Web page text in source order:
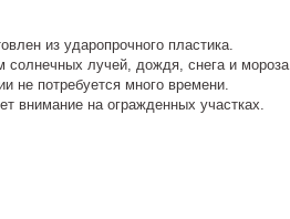
из ударопрочного пластика.
лучей, дождя, снега и мороза.
не потребуется много времени.
внимание на огражденных участках.